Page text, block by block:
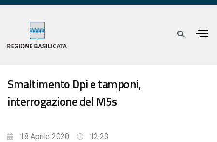
Smaltimento Dpi e tamponi,
interrogazione del M5s
18 Aprile 2020 12:23